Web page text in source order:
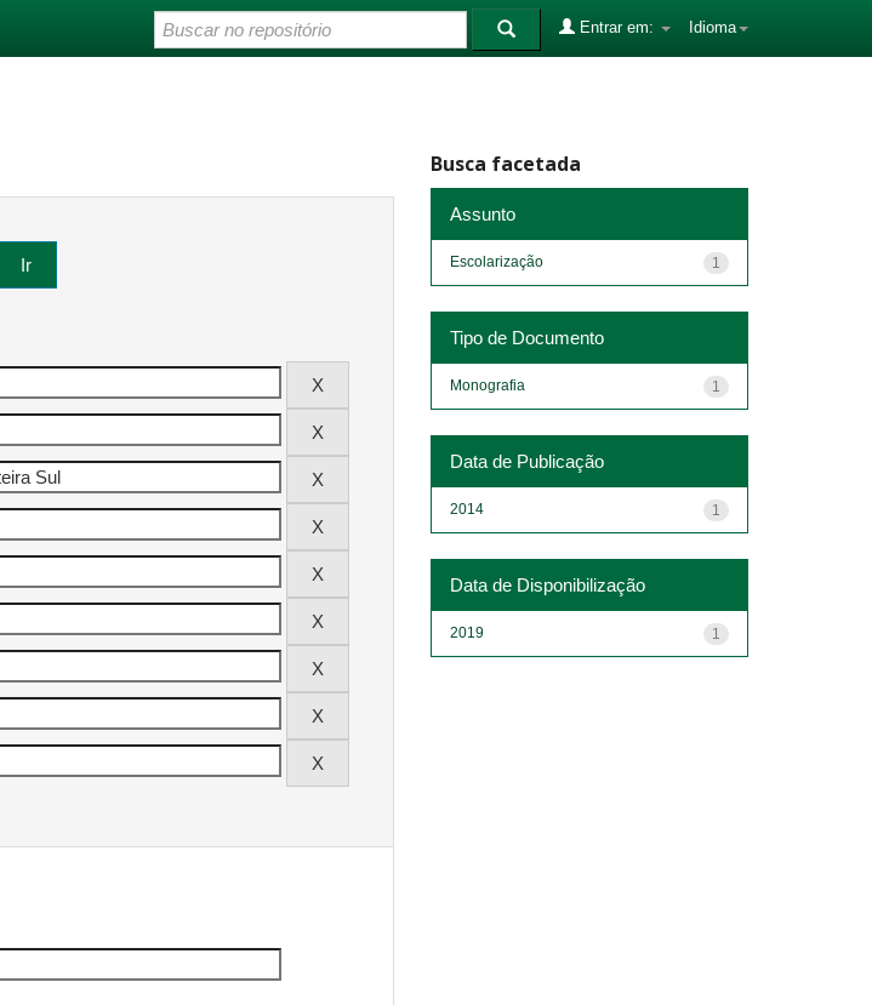
Idioma
Entrar em:
Busca facetada
Assunto
1
Escolarização
Tipo de Documento
1
Monografia
Data de Publicação
1
2014
Data de Disponibilização
1
2019